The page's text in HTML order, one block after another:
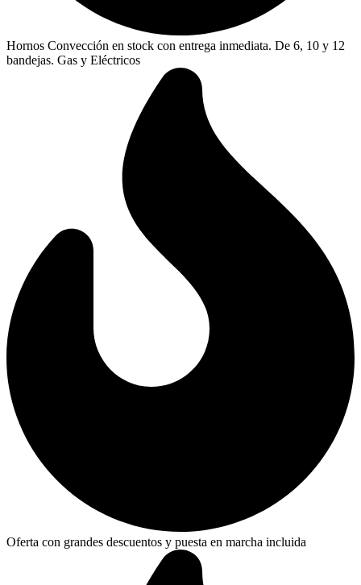
Hornos Convección en stock con entrega inmediata. De 6, 10 y 12
bandejas. Gas y Eléctricos
Oferta con grandes descuentos y puesta en marcha incluida